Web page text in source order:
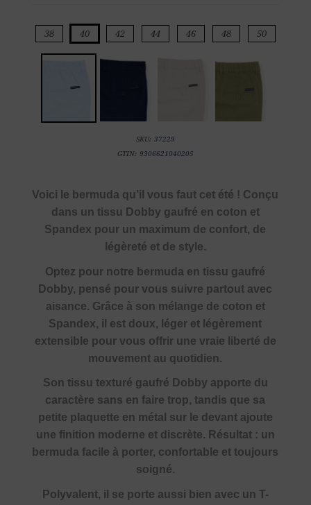
38 40 42 44 46 48 50
SKU: 37229
GTIN: 9306621040205
Voici le bermuda qu’il vous faut cet été ! Conçu
dans un tissu Dobby gaufré en coton et
Spandex pour un maximum de confort, de
légèreté et de style.
Optez pour notre bermuda en tissu gaufré
Dobby, pensé pour vous suivre partout avec
aisance. Grâce à son mélange de coton et
Spandex, il est doux, léger et légèrement
extensible pour vous offrir une vraie liberté de
mouvement au quotidien.
Son tissu texturé gaufré Dobby apporte du
caractère sans en faire trop, tandis que sa
petite plaquette en métal sur le devant ajoute
une finition moderne et discrète. Résultat : un
bermuda facile à porter, confortable et toujours
soigné.
Polyvalent, il se porte aussi bien avec un T-